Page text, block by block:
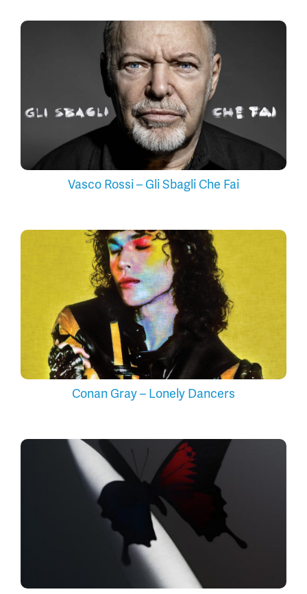
Vasco Rossi – Gli Sbagli Che Fai
Conan Gray – Lonely Dancers